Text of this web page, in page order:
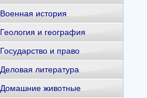
Военная история
Геология и география
Государство и право
Деловая литература
Домашние животные